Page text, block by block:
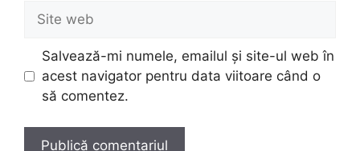
Site
web
Salvează-mi numele, emailul și site-ul web în
acest navigator pentru data viitoare când o
să comentez.